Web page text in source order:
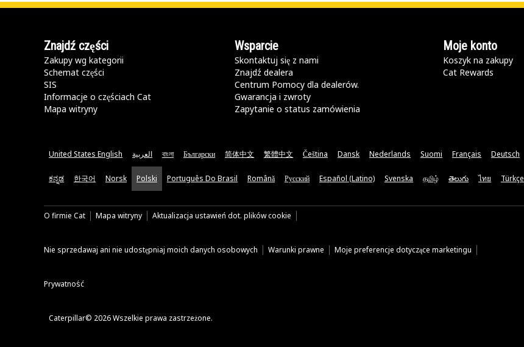
Znajdź części
Zakupy wg kategorii
Schemat części
SIS
Informacje o częściach Cat
Mapa witryny
Wsparcie
Skontaktuj się z nami
Znajdź dealera
Centrum Pomocy dla dealerów.
Gwarancja i zwroty
Zapytanie o status zamówienia
Moje konto
Koszyk na zakupy
Cat Rewards
United States English العربية বাংলা Български 简体中文 繁體中文 Čeština Dansk Nederlands Suomi Français Deutsch
ಕನ್ನಡ 한국어 Norsk Polski Português Do Brasil Română Русский Español (Latino) Svenska தமிழ் తెలుగు ไทย Türkçe
O firmie Cat Mapa witryny Aktualizacja ustawień dot. plików cookie
Nie sprzedawaj ani nie udostępniaj moich danych osobowych Warunki prawne Moje preferencje dotyczące marketingu
Prywatność
Caterpillar© 2026 Wszelkie prawa zastrzeżone.